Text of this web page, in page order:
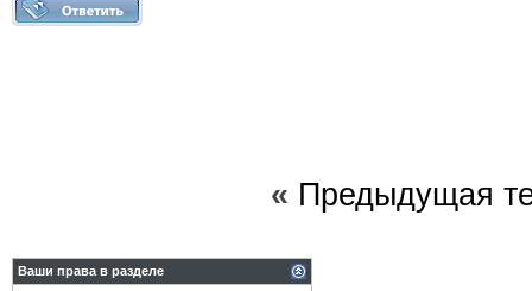
« Предыдущая
Ваши права в разделе